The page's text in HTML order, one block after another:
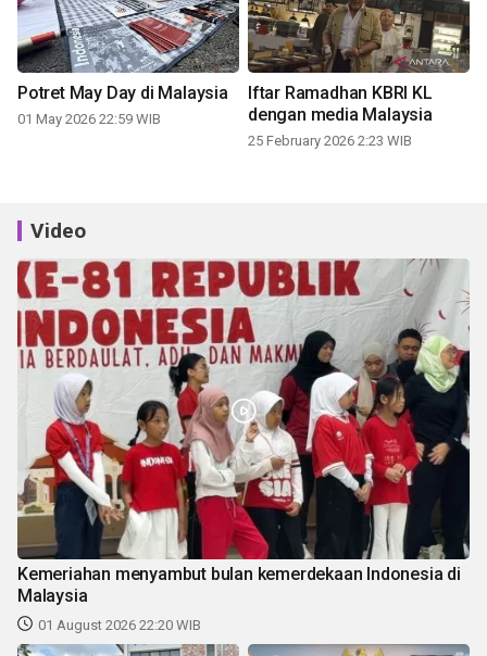
Potret May Day di Malaysia
01 May 2026 22:59 WIB
Iftar Ramadhan KBRI KL
dengan media Malaysia
25 February 2026 2:23 WIB
Video
Kemeriahan menyambut bulan kemerdekaan Indonesia di
Malaysia
01 August 2026 22:20 WIB